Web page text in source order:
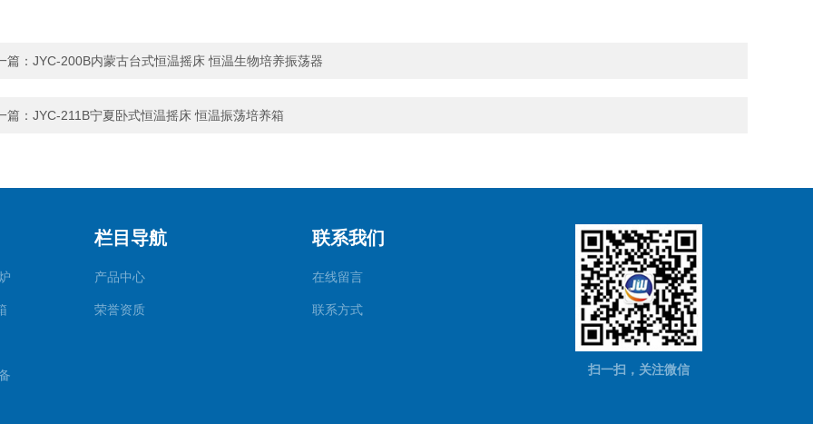
篇： JYC-200B内蒙古台式恒温摇床 恒温生物培养振荡器
篇： JYC-211B宁夏卧式恒温摇床 恒温振荡培养箱
栏目导航
产品中心
荣誉资质
联系我们
在线留言
联系方式
扫一扫，关注微信